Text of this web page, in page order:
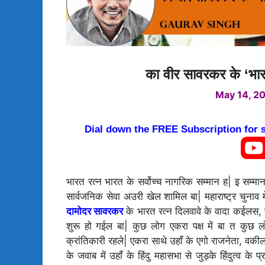
का वीर सावरकर के
May 14,
Dial down the FREE Subscription for
भारत रत्न भारत के सर्वोच्च नागरिक सम्मान ह| इ
सार्वजनिक सेवा अउरी खेल शामिल बा| महाराष्ट्र
दामोदर सावरकरके भारत रत्न दिलवावे के वादा
शुरू हो गईल बा| कुछ लोग एकरा पक्ष में बा त कुछ
क्रांतिकारी रहले| एकरा साथे उहाँ के एगो राजनेता,
के जवाब में उहाँ के हिंदु महासभा से जुड़के हिंदुत्व के